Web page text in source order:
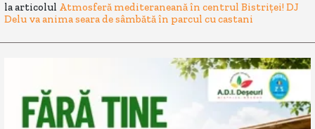
la articolul Atmosferă mediteraneană în centrul Bistriței! DJ
Delu va anima seara de sâmbătă în parcul cu castani